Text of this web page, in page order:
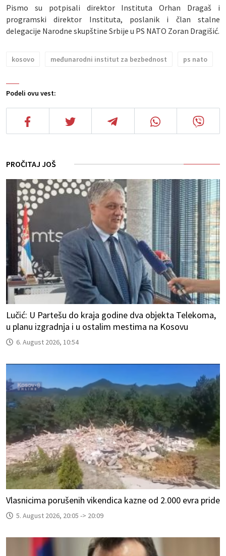
Podeli ovu vest:
Pismo su potpisali direktor Instituta Orhan Dragaš i
programski direktor Instituta, poslanik i član stalne
delegacije Narodne skupštine Srbije u PS NATO Zoran Dragišić.
kosovo međunarodni institut za bezbednost ps nato
PROČITAJ JOŠ
Lučić: U Partešu do kraja godine dva objekta Telekoma,
u planu izgradnja i u ostalim mestima na Kosovu
6. August 2026, 10:54
Vlasnicima porušenih vikendica kazne od 2.000 evra pride
5. August 2026, 20:05 -> 20:09